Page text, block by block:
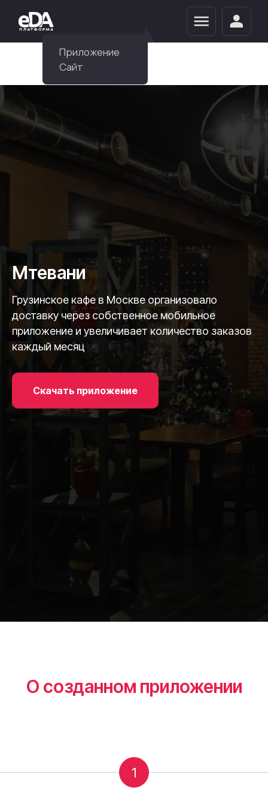
Сайт
Мтевани
Грузинское кафе в Москве организовало
доставку через собственное мобильное
приложение и увеличивает количество заказов
каждый месяц
Скачать приложение
О созданном приложении
1